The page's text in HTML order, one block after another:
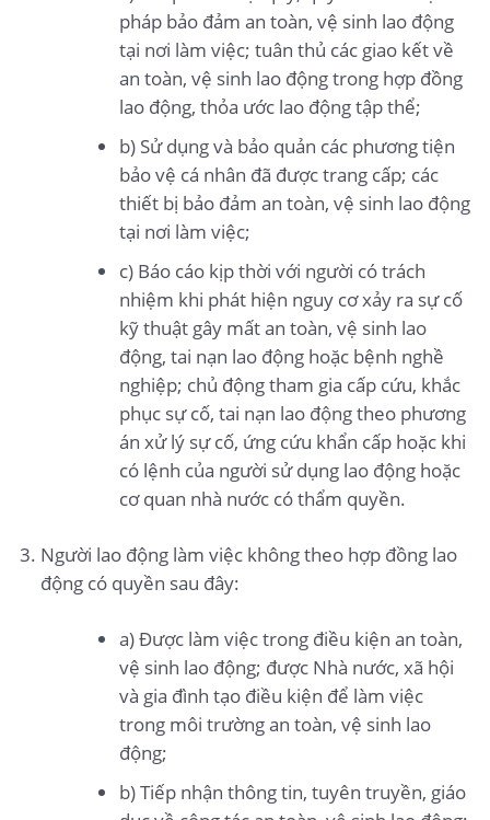
pháp bảo đảm an toàn, vệ sinh lao động
tại nơi làm việc; tuân thủ các giao kết về
an toàn, vệ sinh lao động trong hợp đồng
lao động, thỏa ước lao động tập thể;
b) Sử dụng và bảo quản các phương tiện
bảo vệ cá nhân đã được trang cấp; các
thiết bị bảo đảm an toàn, vệ sinh lao động
tại nơi làm việc;
c) Báo cáo kịp thời với người có trách
nhiệm khi phát hiện nguy cơ xảy ra sự cố
kỹ thuật gây mất an toàn, vệ sinh lao
động, tai nạn lao động hoặc bệnh nghề
nghiệp; chủ động tham gia cấp cứu, khắc
phục sự cố, tai nạn lao động theo phương
án xử lý sự cố, ứng cứu khẩn cấp hoặc khi
có lệnh của người sử dụng lao động hoặc
cơ quan nhà nước có thẩm quyền.
Người lao động làm việc không theo hợp đồng lao
động có quyền sau đây:
a) Được làm việc trong điều kiện an toàn,
vệ sinh lao động; được Nhà nước, xã hội
và gia đình tạo điều kiện để làm việc
trong môi trường an toàn, vệ sinh lao
động;
b) Tiếp nhận thông tin, tuyên truyền, giáo